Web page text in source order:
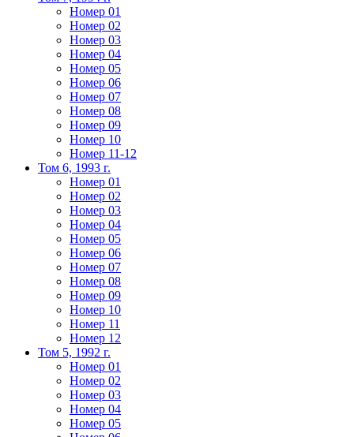
Номер 01
Номер 02
Номер 03
Номер 04
Номер 05
Номер 06
Номер 07
Номер 08
Номер 09
Номер 10
Номер 11-12
Том 6, 1993 г.
Номер 01
Номер 02
Номер 03
Номер 04
Номер 05
Номер 06
Номер 07
Номер 08
Номер 09
Номер 10
Номер 11
Номер 12
Том 5, 1992 г.
Номер 01
Номер 02
Номер 03
Номер 04
Номер 05